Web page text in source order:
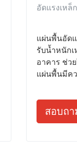
อัดแรงเหล็
แผ่นพื้นอัดแ
รับน้ำหนัก
อาคาร ช่ว
แผ่นพื้นมีค
สอบถา